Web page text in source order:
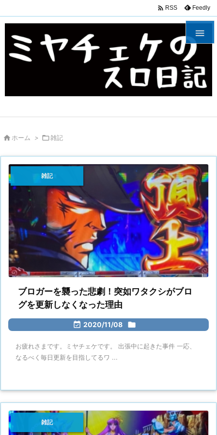

 RSS Feedly
 ホーム > 雑記
ブロガーを襲った悲劇！突如ワタクシがブロ
グを更新しなくなった理由
 2020/11/08 
雑記
お疲れさまです。ミヤチェケです。 出張中に起きた事件 一応、
なるべく毎日更新を目指してるワ ...
雑記